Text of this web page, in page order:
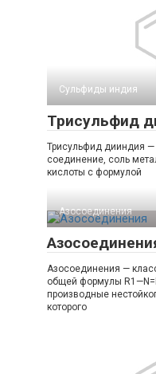
Сульфиды индия
Трисульфид
Трисульфид дииндия —
соединение, соль
кислоты с формулой
Азосоединения
Азосоединения —
общей формулы
производные
которого